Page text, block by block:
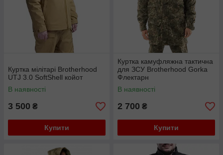
Куртка мілітарі Brotherhood
UTJ 3.0 SoftShell койот
В наявності
3 500 ₴
Купити
Куртка камуфляжна тактична
для ЗСУ Brotherhood Gorka
Флектарн
В наявності
2 700 ₴
Купити